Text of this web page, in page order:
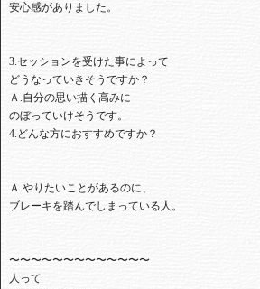
安心感がありました。
3.セッションを受けた事によって
どうなっていきそうですか？
Ａ.自分の思い描く高みに
のぼっていけそうです。
4.どんな方におすすめですか？
Ａ.やりたいことがあるのに、
ブレーキを踏んでしまっている人。
〜〜〜〜〜〜〜〜〜〜〜〜〜
人って